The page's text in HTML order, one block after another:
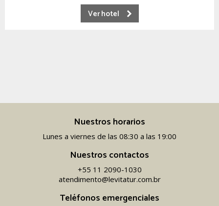
Ver hotel
Nuestros horarios
Lunes a viernes de las 08:30 a las 19:00
Nuestros contactos
+55 11 2090-1030
atendimento@levitatur.com.br
Teléfonos emergenciales